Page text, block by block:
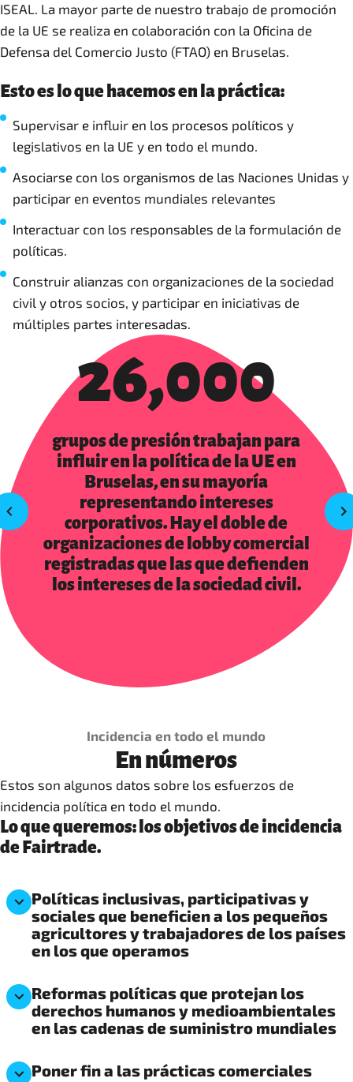
ISEAL. La mayor parte de nuestro trabajo de promoción
de la UE se realiza en colaboración con la Oficina de
Defensa del Comercio Justo (FTAO) en Bruselas.
Esto es lo que hacemos en la práctica:
Supervisar e influir en los procesos políticos y
legislativos en la UE y en todo el mundo.
Asociarse con los organismos de las Naciones Unidas y
participar en eventos mundiales relevantes
Interactuar con los responsables de la formulación de
políticas.
Construir alianzas con organizaciones de la sociedad
civil y otros socios, y participar en iniciativas de
múltiples partes interesadas.
26,000
grupos de presión trabajan para
influir en la política de la UE en
Bruselas, en su mayoría
representando intereses
corporativos. Hay el doble de
organizaciones de lobby comercial
registradas que las que defienden
los intereses de la sociedad civil.
Incidencia en todo el mundo
En números
Estos son algunos datos sobre los esfuerzos de
incidencia política en todo el mundo.
Lo que queremos: los objetivos de incidencia
de Fairtrade.
Políticas inclusivas, participativas y
sociales que beneficien a los pequeños
agricultores y trabajadores de los países
en los que operamos
Reformas políticas que protejan los
derechos humanos y medioambientales
en las cadenas de suministro mundiales
Poner fin a las prácticas comerciales